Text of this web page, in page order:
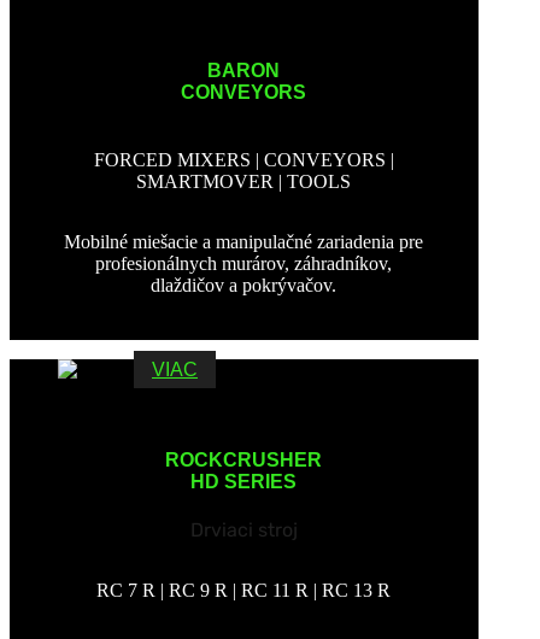
BARON
CONVEYORS
FORCED MIXERS | CONVEYORS |
SMARTMOVER | TOOLS
Mobilné miešacie a manipulačné zariadenia pre
profesionálnych murárov, záhradníkov,
dlaždičov a pokrývačov.
VIAC
ROCKCRUSHER
HD SERIES
Drviaci stroj
RC 7 R | RC 9 R | RC 11 R | RC 13 R